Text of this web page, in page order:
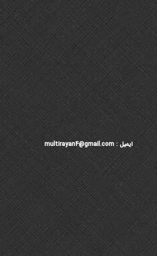
ایمیل : multirayan4@gmail.com